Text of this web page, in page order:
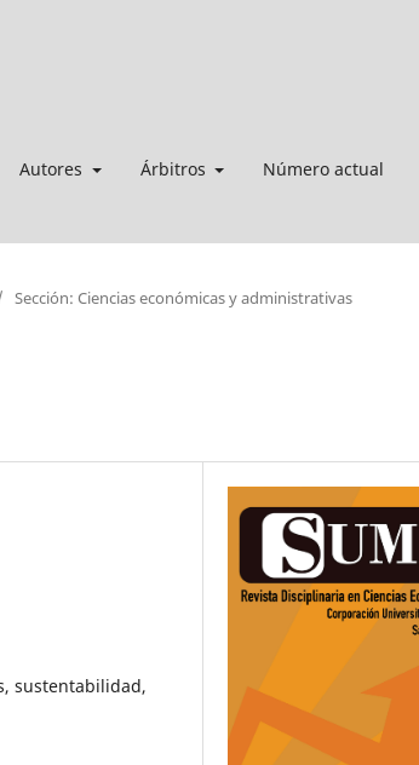
Autores Árbitros Número actual
Sección: Ciencias económicas y administrativas
sustentabilidad,